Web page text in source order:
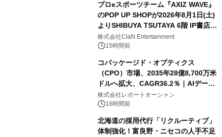
プロeスポーツチーム『AXIZ WAVE』
のPOP UP SHOPが2026年8月1日(土)
よりSHIBUYA TSUTAYA 6階 IP書店で
開催決定！！
株式会社ClaN Entertainment
15時間前
コパッケージド・オプティクス
（CPO）市場、2035年28億8,700万米
ドルへ拡大、CAGR36.2％｜AIデータ
センター・高速光通信需要が成長を加
速
株式会社レポートオーシャン
16時間前
北海道の採用代行「リクルーティブ」
体制強化！富良野・ニセコの人手不足